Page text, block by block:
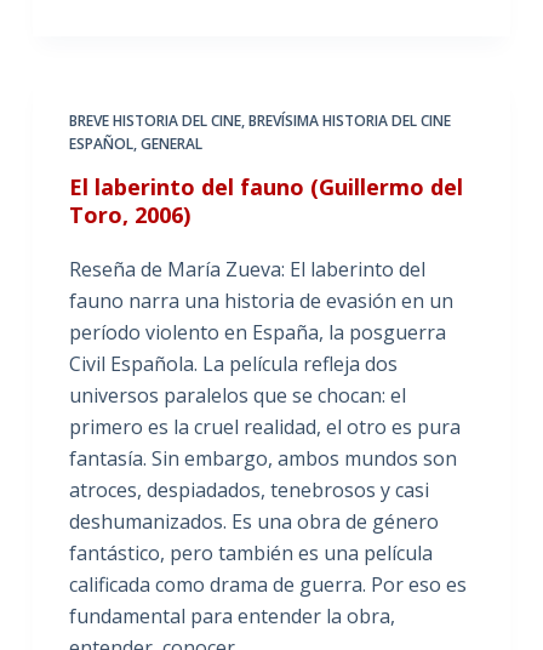
BREVE HISTORIA DEL CINE,BREVÍSIMA HISTORIA DEL CINE
ESPAÑOL,GENERAL
El laberinto del fauno (Guillermo del
Toro, 2006)
Reseña de María Zueva: El laberinto del
fauno narra una historia de evasión en un
período violento en España, la posguerra
Civil Española. La película refleja dos
universos paralelos que se chocan: el
primero es la cruel realidad, el otro es pura
fantasía. Sin embargo, ambos mundos son
atroces, despiadados, tenebrosos y casi
deshumanizados. Es una obra de género
fantástico, pero también es una película
calificada como drama de guerra. Por eso es
fundamental para entender la obra,